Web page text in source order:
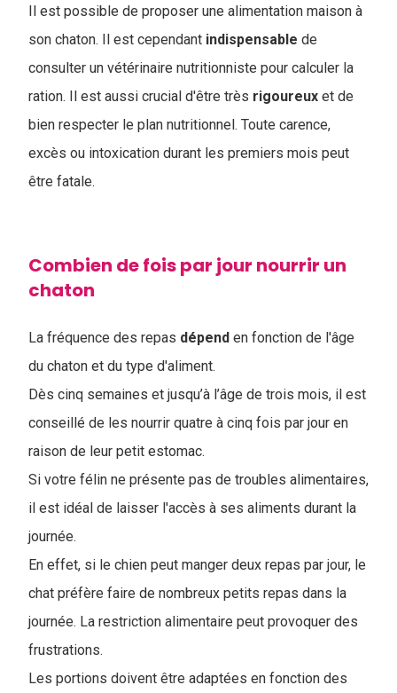
Il est possible de proposer une alimentation maison à
son chaton. Il est cependant indispensable de
consulter un vétérinaire nutritionniste pour calculer la
ration. Il est aussi crucial d'être très rigoureux et de
bien respecter le plan nutritionnel. Toute carence,
excès ou intoxication durant les premiers mois peut
être fatale.
Combien de fois par jour nourrir un
chaton
La fréquence des repas dépend en fonction de l'âge
du chaton et du type d'aliment.
Dès cinq semaines et jusqu’à l’âge de trois mois, il est
conseillé de les nourrir quatre à cinq fois par jour en
raison de leur petit estomac.
Si votre félin ne présente pas de troubles alimentaires,
il est idéal de laisser l'accès à ses aliments durant la
journée.
En effet, si le chien peut manger deux repas par jour, le
chat préfère faire de nombreux petits repas dans la
journée. La restriction alimentaire peut provoquer des
frustrations.
Les portions doivent être adaptées en fonction des